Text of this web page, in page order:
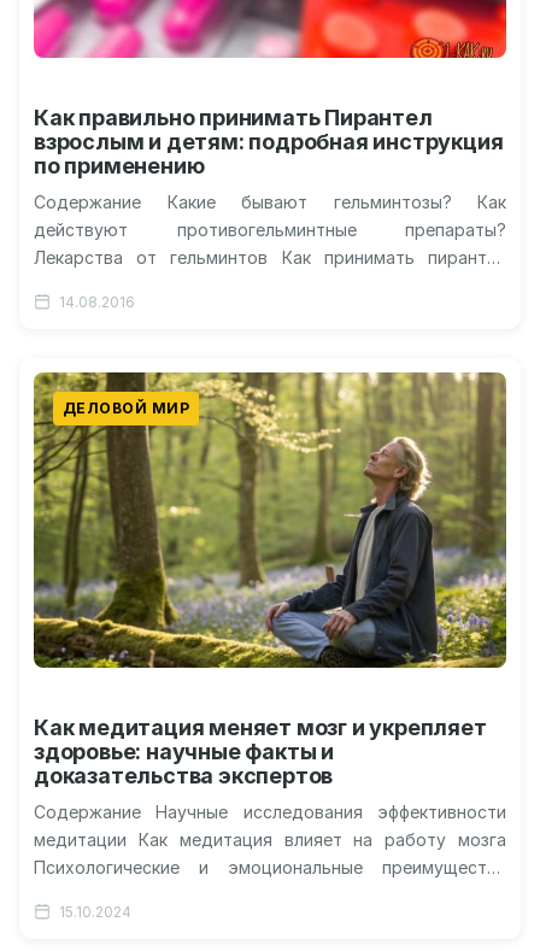
Как правильно принимать Пирантел
взрослым и детям: подробная инструкция
по применению
Содержание Какие бывают гельминтозы? Как
действуют противогельминтные препараты?
Лекарства от гельминтов Как принимать пирантел
Пирантел или декарис: что…
14.08.2016
ДЕЛОВОЙ МИР
Как медитация меняет мозг и укрепляет
здоровье: научные факты и
доказательства экспертов
Содержание Научные исследования эффективности
медитации Как медитация влияет на работу мозга
Психологические и эмоциональные преимущества
давно привлекает внимание тех,…
15.10.2024